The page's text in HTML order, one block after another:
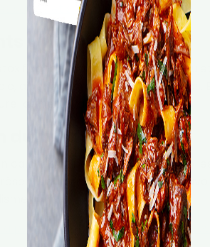
saines et savoureuses
par les aliments soit
aidant ainsi à éliminer les
de nettoyage.
du poids
calories et peut aider à satisfaire
dans le citron pourraient
personnaliser parmi 5000 recettes